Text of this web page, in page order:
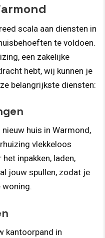
scala aan diensten in
te voldoen.
een zakelijke
hebt, wij kunnen je
belangrijkste diensten:
huis in Warmond,
vlekkeloos
inpakken, laden,
jouw spullen, zodat je
woning.
kantoorpand in